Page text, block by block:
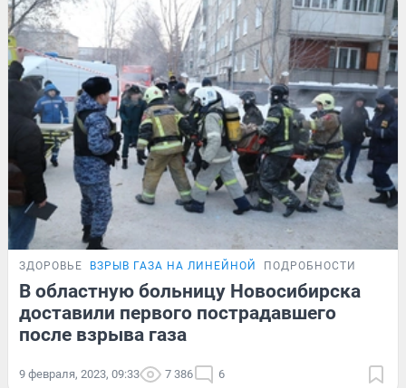
ЗДОРОВЬЕ ВЗРЫВ ГАЗА НА ЛИНЕЙНОЙ ПОДРОБНОСТИ
В областную больницу Новосибирска
доставили первого пострадавшего
после взрыва газа
9 февраля, 2023, 09:33 7 386 6